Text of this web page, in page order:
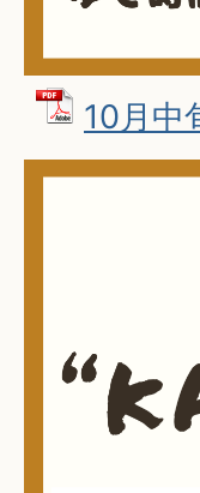
10月中